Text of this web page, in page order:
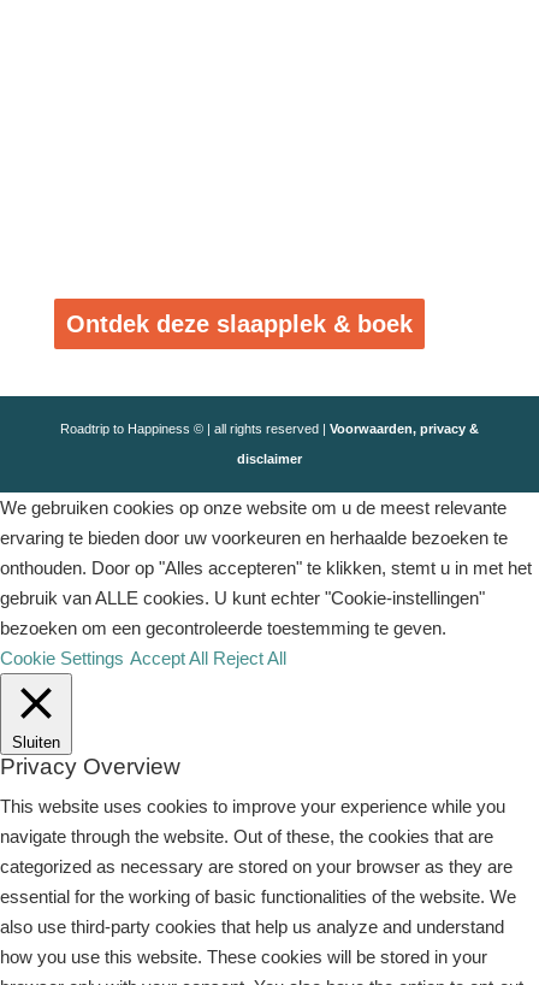
Ontdek deze slaapplek & boek
Roadtrip to Happiness © | all rights reserved | Voorwaarden, privacy &
disclaimer
We gebruiken cookies op onze website om u de meest relevante
ervaring te bieden door uw voorkeuren en herhaalde bezoeken te
onthouden. Door op "Alles accepteren" te klikken, stemt u in met het
gebruik van ALLE cookies. U kunt echter "Cookie-instellingen"
bezoeken om een ​​gecontroleerde toestemming te geven.
Cookie Settings Accept All Reject All
Sluiten
Privacy Overview
This website uses cookies to improve your experience while you
navigate through the website. Out of these, the cookies that are
categorized as necessary are stored on your browser as they are
essential for the working of basic functionalities of the website. We
also use third-party cookies that help us analyze and understand
how you use this website. These cookies will be stored in your